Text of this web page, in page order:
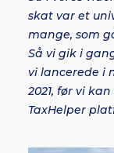
skat var et
mange, som
Så vi gik i
vi lancerede i
2021, før vi
TaxHelper